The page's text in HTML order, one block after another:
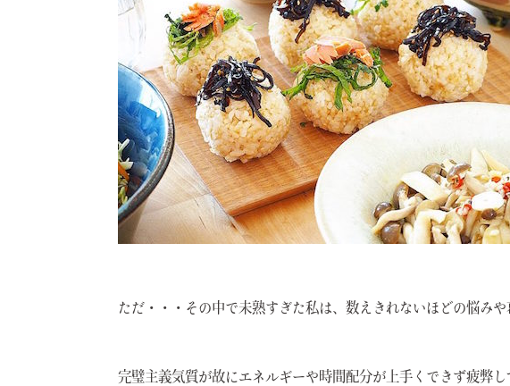
ただ・・・その中で未熟すぎた私は、数えきれないほどの悩みや
完璧主義気質が故にエネルギーや時間配分が上手くできず疲弊し